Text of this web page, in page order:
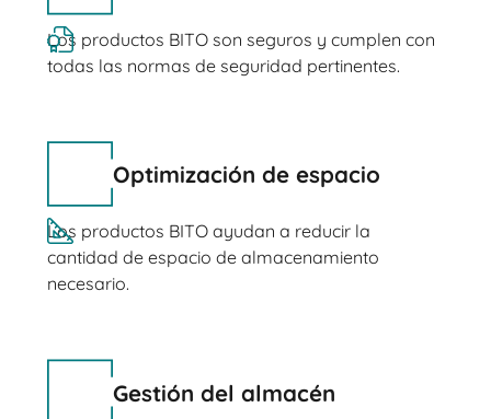
Los productos BITO son seguros y cumplen con
todas las normas de seguridad pertinentes.
Optimización de espacio
Los productos BITO ayudan a reducir la
cantidad de espacio de almacenamiento
necesario.
Gestión del almacén